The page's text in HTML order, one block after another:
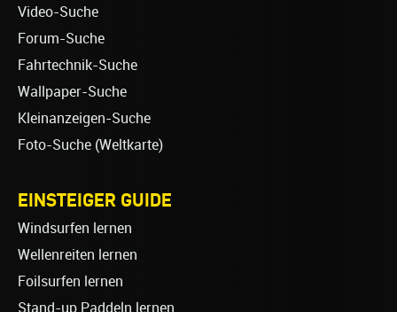
Video-Suche
Forum-Suche
Fahrtechnik-Suche
Wallpaper-Suche
Kleinanzeigen-Suche
Foto-Suche (Weltkarte)
EINSTEIGER GUIDE
Windsurfen lernen
Wellenreiten lernen
Foilsurfen lernen
Stand-up Paddeln lernen